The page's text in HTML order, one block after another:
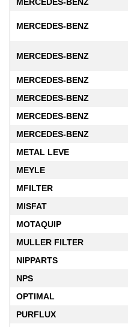
MERCEDES-BENZ
MERCEDES-BENZ
MERCEDES-BENZ
MERCEDES-BENZ
MERCEDES-BENZ
MERCEDES-BENZ
MERCEDES-BENZ
METAL LEVE
MEYLE
MFILTER
MISFAT
MOTAQUIP
MULLER FILTER
NIPPARTS
NPS
OPTIMAL
PURFLUX